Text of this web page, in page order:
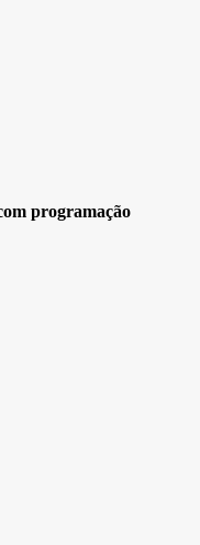
programação